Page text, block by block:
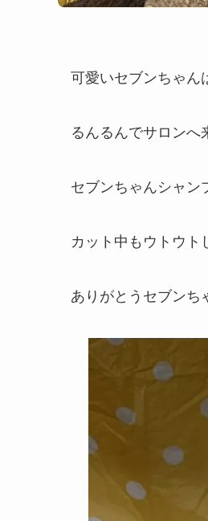
可愛いセブンちゃ
るんるんでサロン
セブンちゃんシャン
カット中もウトウ
ありがとうセブン